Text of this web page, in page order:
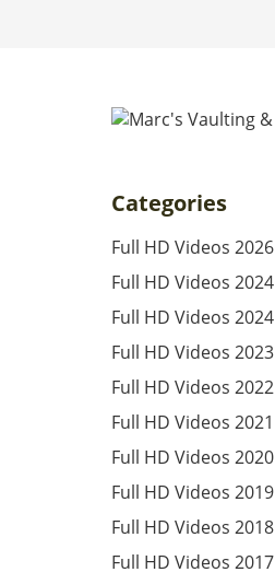
Categories
Full HD Videos 2026
Full HD Videos 2024
Full HD Videos 2024
Full HD Videos 2023
Full HD Videos 2022
Full HD Videos 2021
Full HD Videos 2020
Full HD Videos 2019
Full HD Videos 2018
Full HD Videos 2017